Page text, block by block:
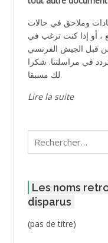
وملاحق في حالات
، أو إذا كنت ترغب في
قبل الجيش الفرنسي
عام 1957 ، فلا تتردد في مراسلتنا. شكرا
لك مسبقا.
Lire la suite
Rechercher :
Les noms
disparus
(pas de titre)Post